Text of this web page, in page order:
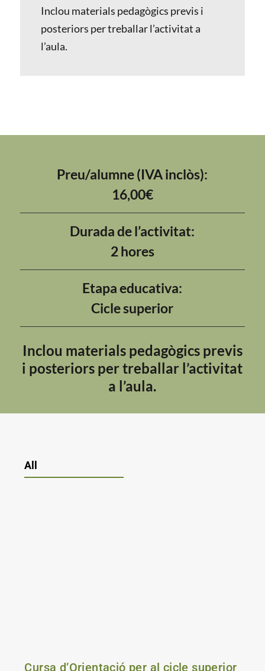
Inclou materials pedagògics previs i
posteriors per treballar l’activitat a
l’aula.
Preu/alumne (IVA inclòs):
16,00€
Durada de l’activitat:
2 hores
Etapa educativa:
Cicle superior
Inclou materials pedagògics previs
i posteriors per treballar l’activitat
a l’aula.
All
Cursa d’Orientació per al cicle superior